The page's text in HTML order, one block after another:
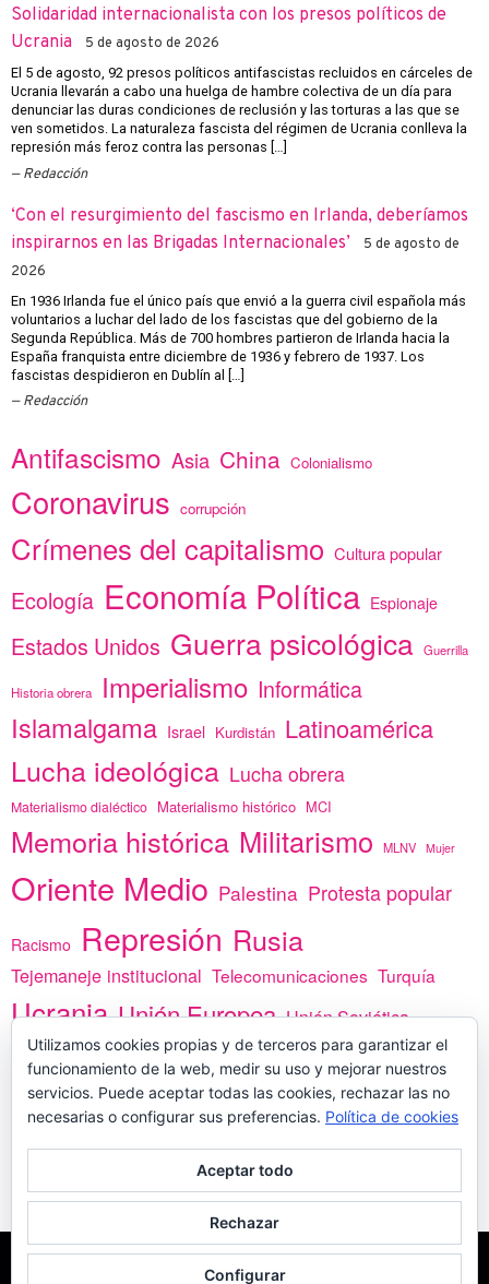
Solidaridad internacionalista con los presos políticos de
Ucrania
5 de agosto de 2026
El 5 de agosto, 92 presos políticos antifascistas recluidos en cárceles de
Ucrania llevarán a cabo una huelga de hambre colectiva de un día para
denunciar las duras condiciones de reclusión y las torturas a las que se
ven sometidos. La naturaleza fascista del régimen de Ucrania conlleva la
represión más feroz contra las personas […]
Redacción
‘Con el resurgimiento del fascismo en Irlanda, deberíamos
inspirarnos en las Brigadas Internacionales’
5 de agosto de
2026
En 1936 Irlanda fue el único país que envió a la guerra civil española más
voluntarios a luchar del lado de los fascistas que del gobierno de la
Segunda República. Más de 700 hombres partieron de Irlanda hacia la
España franquista entre diciembre de 1936 y febrero de 1937. Los
fascistas despidieron en Dublín al […]
Redacción
Antifascismo Asia China Colonialismo
Coronavirus corrupción
Crímenes del capitalismo Cultura popular
Ecología Economía Política Espionaje
Estados Unidos Guerra psicológica Guerrilla
Historia obrera Imperialismo Informática
Islamalgama Israel Kurdistán Latinoamérica
Lucha ideológica Lucha obrera
Materialismo dialéctico Materialismo histórico MCI
Memoria histórica Militarismo MLNV Mujer
Oriente Medio Palestina Protesta popular
Racismo Represión Rusia
Tejemaneje institucional Telecomunicaciones Turquía
Ucrania Unión Europea Unión Soviética
vacunas Yemen África
PREGÚNTANOS
Utilizamos cookies propias y de terceros para garantizar el
funcionamiento de la web, medir su uso y mejorar nuestros
servicios. Puede aceptar todas las cookies, rechazar las no
necesarias o configurar sus preferencias. Política de cookies
Aceptar todo
Rechazar
Configurar